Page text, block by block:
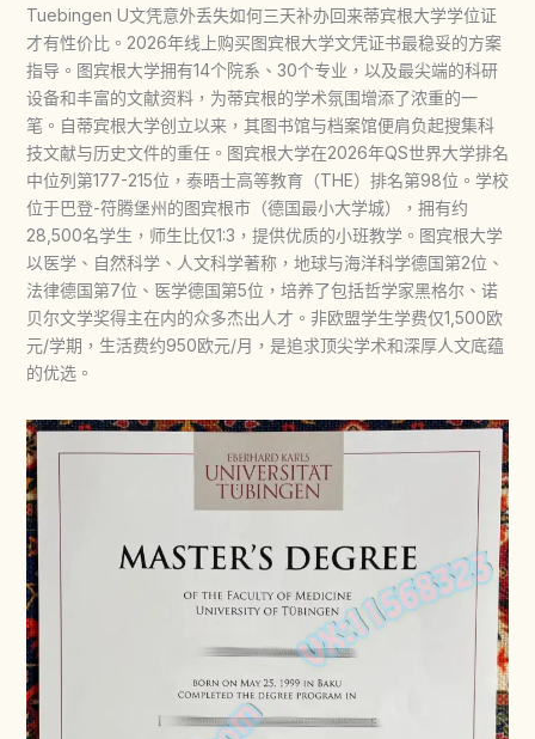
Tuebingen U文凭意外丢失如何三天补办回来蒂宾根大学学位证
才有性价比。2026年线上购买图宾根大学文凭证书最稳妥的方案
指导。图宾根大学拥有14个院系、30个专业，以及最尖端的科研
设备和丰富的文献资料，为蒂宾根的学术氛围增添了浓重的一
笔。自蒂宾根大学创立以来，其图书馆与档案馆便肩负起搜集科
技文献与历史文件的重任。图宾根大学在2026年QS世界大学排名
中位列第177-215位，泰晤士高等教育（THE）排名第98位。学校
位于巴登-符腾堡州的图宾根市（德国最小大学城），拥有约
28,500名学生，师生比仅1:3，提供优质的小班教学。图宾根大学
以医学、自然科学、人文科学著称，地球与海洋科学德国第2位、
法律德国第7位、医学德国第5位，培养了包括哲学家黑格尔、诺
贝尔文学奖得主在内的众多杰出人才。非欧盟学生学费仅1,500欧
元/学期，生活费约950欧元/月，是追求顶尖学术和深厚人文底蕴
的优选。